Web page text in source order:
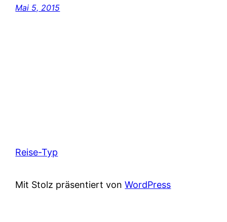
Mai 5, 2015
Reise-Typ
Mit Stolz präsentiert vonWordPress